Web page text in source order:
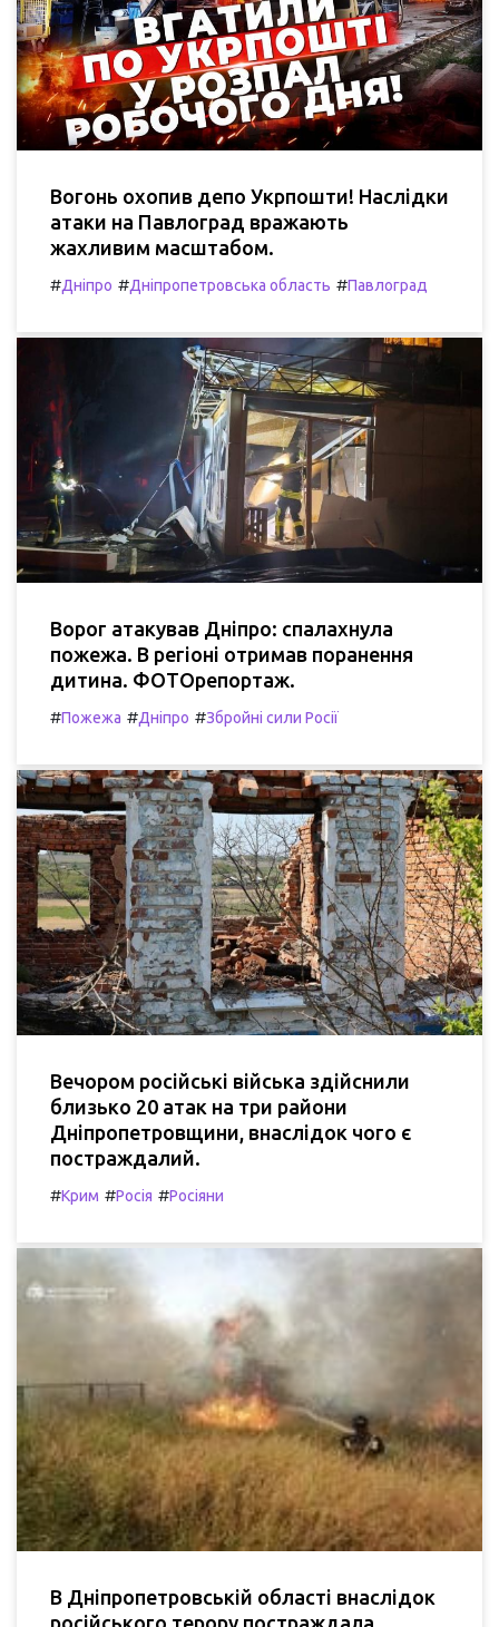
Вогонь охопив депо Укрпошти! Наслідки
атаки на Павлоград вражають
жахливим масштабом.
#Дніпро #Дніпропетровська область #Павлоград
Ворог атакував Дніпро: спалахнула
пожежа. В регіоні отримав поранення
дитина. ФОТОрепортаж.
#Пожежа #Дніпро #Збройні сили Росії
Вечором російські війська здійснили
близько 20 атак на три райони
Дніпропетровщини, внаслідок чого є
постраждалий.
#Крим #Росія #Росіяни
В Дніпропетровській області внаслідок